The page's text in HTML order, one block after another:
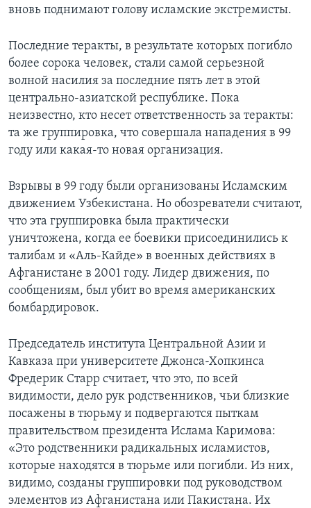
НЬЮ-ЙОРК NEW YORK
ТЕСТЫ
ВИДЕО
ПОДПИСКА НА НОВОСТИ
Learning English
СОЦИАЛЬНЫЕ СЕТИ
вновь поднимают голову исламские экстремисты.
Последние теракты, в результате которых погибло
более сорока человек, стали самой серьезной
волной насилия за последние пять лет в этой
центрально-азиатской республике. Пока
неизвестно, кто несет ответственность за теракты:
та же группировка, что совершала нападения в 99
году или какая-то новая организация.
Взрывы в 99 году были организованы Исламским
движением Узбекистана. Но обозреватели считают,
что эта группировка была практически
уничтожена, когда ее боевики присоединились к
талибам и «Аль-Кайде» в военных действиях в
Афганистане в 2001 году. Лидер движения, по
сообщениям, был убит во время американских
бомбардировок.
Председатель института Центральной Азии и
Кавказа при университете Джонса-Хопкинса
Фредерик Старр считает, что это, по всей
видимости, дело рук родственников, чьи близкие
посажены в тюрьму и подвергаются пыткам
правительством президента Ислама Каримова:
«Это родственники радикальных исламистов,
которые находятся в тюрьме или погибли. Из них,
видимо, созданы группировки под руководством
элементов из Афганистана или Пакистана. Их